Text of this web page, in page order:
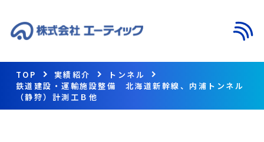
TOP 実績紹介
トンネル
鉄道建設・運輸施設整備 北海道新幹線、内浦トンネル
（静狩）計測工Ｂ他